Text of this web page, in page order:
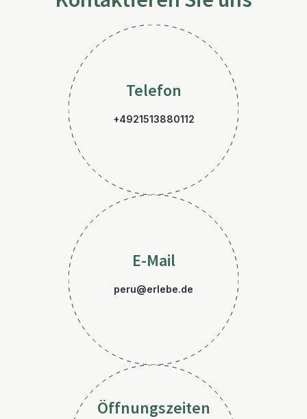
Telefon
+4921513880112
E-Mail
peru@erlebe.de
Öffnungszeiten